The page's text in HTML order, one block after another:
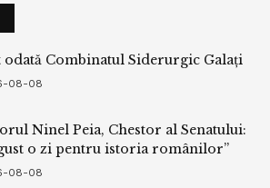
odată Combinatul Siderurgic Galați
08-08
Ninel Peia, Chestor al Senatului:
o zi pentru istoria românilor”
08-08